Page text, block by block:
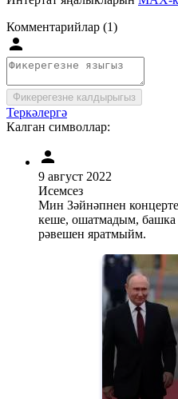
Комментарийлар (1)
Фикерегезне калдырыгыз
Теркәлергә
Калган символлар:
9 август 2022
Исемсез
Мин Зәйнәпнен
кеше, ошатмадым,
рәвешен яратмыйм.